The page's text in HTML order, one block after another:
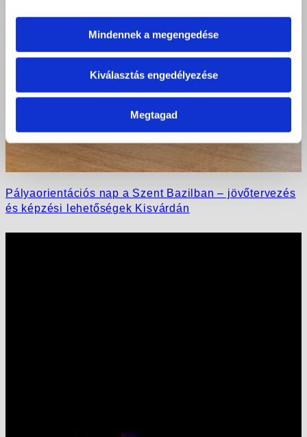
Mindennek a megengedése
Kiválasztás engedélyezése
Megtagad
Pályaorientációs nap a Szent Bazilban – jövőtervezés
és képzési lehetőségek Kisvárdán